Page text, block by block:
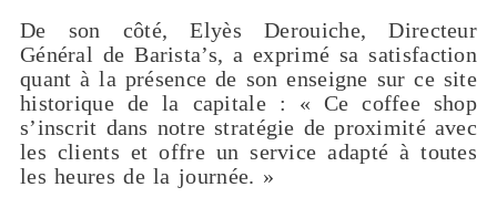
De son côté, Elyès Derouiche, Directeur
Général de Barista’s, a exprimé sa satisfaction
quant à la présence de son enseigne sur ce site
historique de la capitale : « Ce coffee shop
s’inscrit dans notre stratégie de proximité avec
les clients et offre un service adapté à toutes
les heures de la journée. »